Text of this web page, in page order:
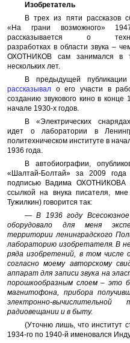
Изобретатель
В трех из пяти рассказов
«На грани возможного»
рассказывается о
разработках в области звука –
ОХОТНИКОВ сам занимался в
нескольких лет.
В предыдущей
рассказывал о его участи в
созданию звукового кино в конце
начале 1930-х годов.
В «Электрических
идет о лаборатории в
политехническом институте в
1936 года.
В автобиографии,
«Шалтай-Болтай» за 2009 года
подписью Вадима ОХОТНИКОВА
ссылкой на внука писателя,
Тужилкин) говорится так:
— В 1936 году
оборудовало для меня
территории ленинградского
лабораторию изобретателя. В
ряда изобретений, в том числе
согласно моему авторскому
аппарат для записи звука на
порошкообразным слоем – это
магнитофона, прибора
электронно-
радиовещании и в быту.
(Уточню лишь, что институт
1934-го по 1940-й именовался